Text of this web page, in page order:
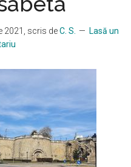
2021 , scris deC. S.
Lasă un